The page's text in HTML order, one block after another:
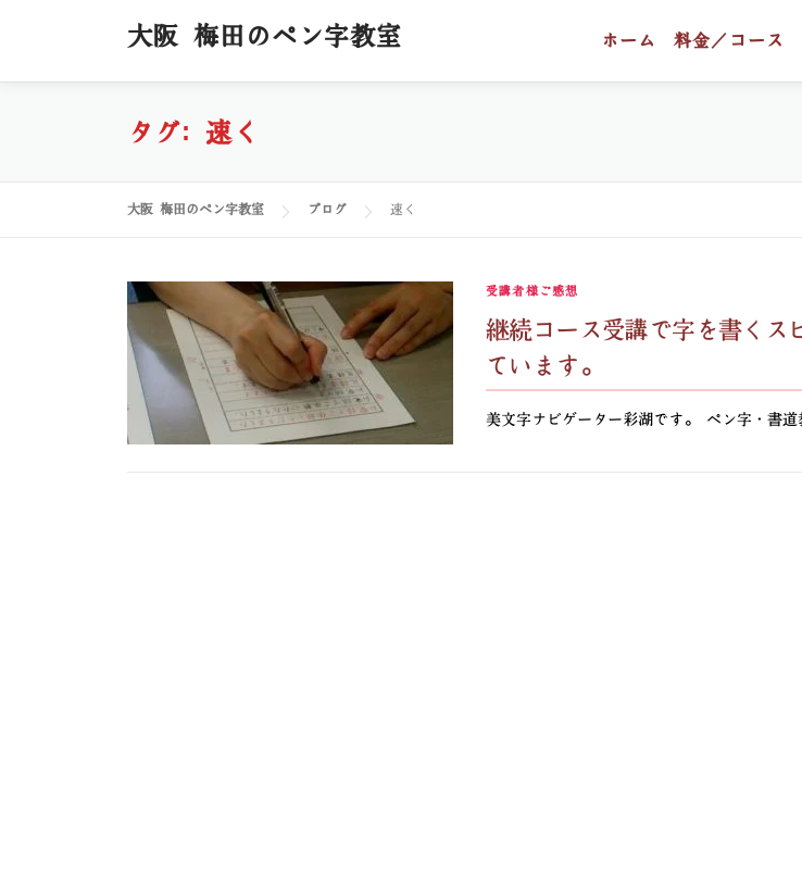
ン
大阪 梅田のペン字教室 ホーム 料金／コース
タグ: 速く
大阪 梅田のペン字教室 ブログ 速く
受講者様ご感想
継続コース受講で字を書くス
ています。
美文字ナビゲーター彩湖です。 ペン字・書